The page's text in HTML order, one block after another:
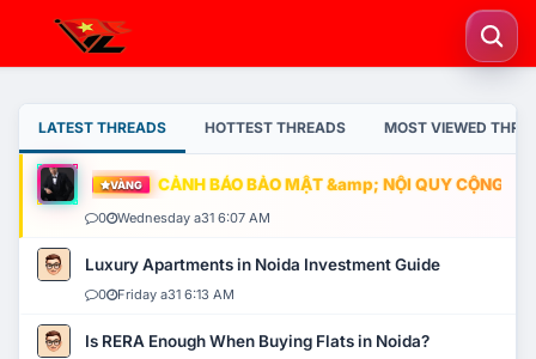
LATEST THREADS HOTTEST THREADS MOST VIEWED
VÀNG CẢNH BÁO BẢO MẬT &amp; NỘI QUY CỘNG
0 Wednesday a31 6:07 AM
Luxury Apartments in Noida Investment Guide
0 Friday a31 6:13 AM
Is RERA Enough When Buying Flats in Noida?